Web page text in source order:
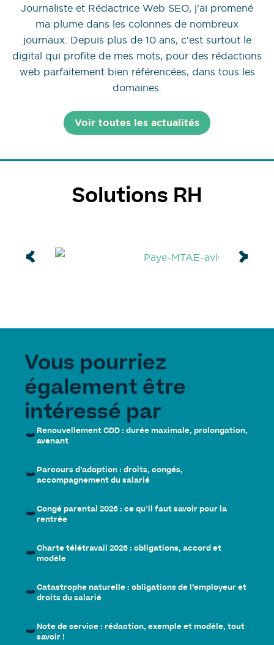
Journaliste et Rédactrice Web SEO, j'ai promené
ma plume dans les colonnes de nombreux
journaux. Depuis plus de 10 ans, c'est surtout le
digital qui profite de mes mots, pour des rédactions
web parfaitement bien référencées, dans tous les
domaines.
Voir toutes les actualités
Solutions RH
Vous pourriez
également être
intéressé par
Renouvellement CDD : durée maximale, prolongation,
avenant
Parcours d’adoption : droits, congés,
accompagnement du salarié
Congé parental 2026 : ce qu’il faut savoir pour la
rentrée
Charte télétravail 2026 : obligations, accord et
modèle
Catastrophe naturelle : obligations de l’employeur et
droits du salarié
Note de service : rédaction, exemple et modèle, tout
savoir !